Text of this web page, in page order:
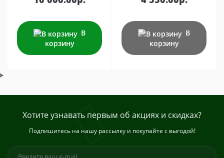
В
корзину
В
корзину
Хотите узнавать первым об акциях и скидках?
Подпишитесь на нашу рассылку и покупайте с выгодой!